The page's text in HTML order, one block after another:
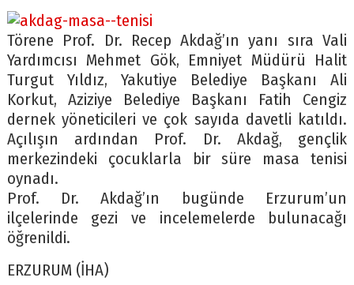
Törene Prof. Dr. Recep Akdağ’ın yanı sıra Vali
Yardımcısı Mehmet Gök, Emniyet Müdürü Halit
Turgut Yıldız, Yakutiye Belediye Başkanı Ali
Korkut, Aziziye Belediye Başkanı Fatih Cengiz
dernek yöneticileri ve çok sayıda davetli katıldı.
Açılışın ardından Prof. Dr. Akdağ, gençlik
merkezindeki çocuklarla bir süre masa tenisi
oynadı.
Prof. Dr. Akdağ’ın bugünde Erzurum’un
ilçelerinde gezi ve incelemelerde bulunacağı
öğrenildi.
ERZURUM (İHA)